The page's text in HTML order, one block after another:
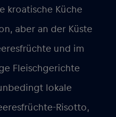
kroatische Küche
aber an der Küste
und im
Fleischgerichte
lokale
Risotto,